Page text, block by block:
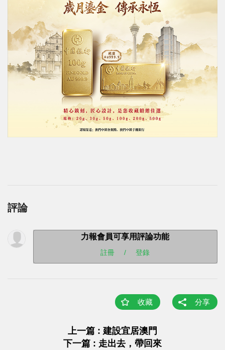
評論
力報會員可享用評論功能
註冊 / 登錄
收藏 分享
上一篇 : 建設宜居澳門
下一篇 : 走出去，帶回來